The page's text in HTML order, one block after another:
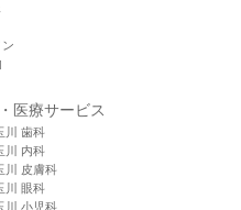
医療サービス
川 歯科
川 内科
川 皮膚科
川 眼科
川 小児科